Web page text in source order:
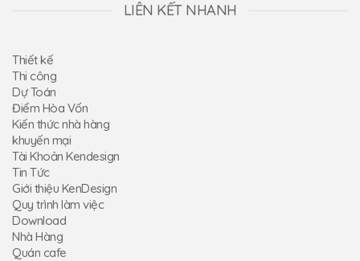
LIÊN KẾT NHANH
Thiết kế
Thi công
Dự Toán
Điểm Hòa Vốn
Kiến thức nhà hàng
khuyến mại
Tài Khoản Kendesign
Tin Tức
Giới thiệu KenDesign
Quy trình làm việc
Download
Nhà Hàng
Quán cafe